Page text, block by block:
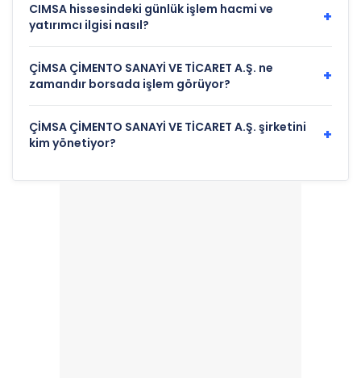
CIMSA hissesindeki günlük işlem hacmi ve
yatırımcı ilgisi nasıl?
+
ÇİMSA ÇİMENTO SANAYİ VE TİCARET A.Ş. ne
zamandır borsada işlem görüyor?
+
ÇİMSA ÇİMENTO SANAYİ VE TİCARET A.Ş. şirketini
kim yönetiyor?
+